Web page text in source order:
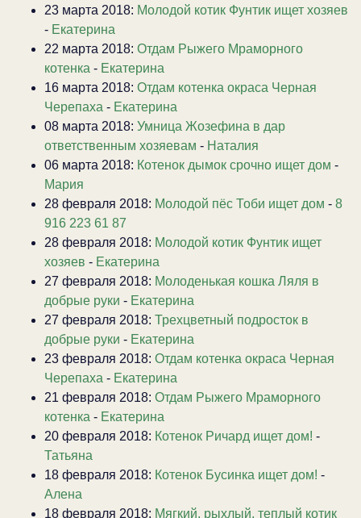
23 марта 2018: Молодой котик Фунтик ищет хозяев
- Екатерина
22 марта 2018: Отдам Рыжего Мраморного
котенка - Екатерина
16 марта 2018: Отдам котенка окраса Черная
Черепаха - Екатерина
08 марта 2018: Умница Жозефина в дар
ответственным хозяевам - Наталия
06 марта 2018: Котенок дымок срочно ищет дом -
Мария
28 февраля 2018: Молодой пёс Тоби ищет дом - 8
916 223 61 87
28 февраля 2018: Молодой котик Фунтик ищет
хозяев - Екатерина
27 февраля 2018: Молоденькая кошка Ляля в
добрые руки - Екатерина
27 февраля 2018: Трехцветный подросток в
добрые руки - Екатерина
23 февраля 2018: Отдам котенка окраса Черная
Черепаха - Екатерина
21 февраля 2018: Отдам Рыжего Мраморного
котенка - Екатерина
20 февраля 2018: Котенок Ричард ищет дом! -
Татьяна
18 февраля 2018: Котенок Бусинка ищет дом! -
Алена
18 февраля 2018: Мягкий, рыхлый, теплый котик